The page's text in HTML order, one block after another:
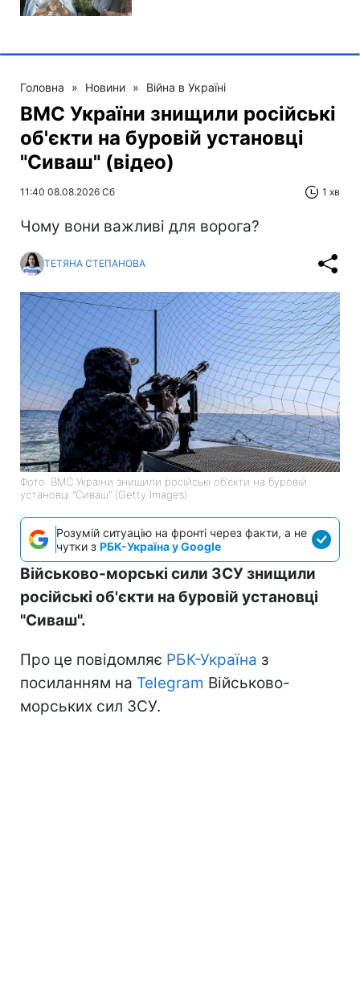
Головна » Новини » Війна в Україні
ВМС України знищили російські
об'єкти на буровій установці
"Сиваш" (відео)
11:40 08.08.2026 Сб 1 хв
Чому вони важливі для ворога?
ТЕТЯНА СТЕПАНОВА
Фото: ВМС України знищили російські об'єкти на буровій
установці "Сиваш" (Getty Images)
Розумій ситуацію на фронті через факти, а не
чутки з РБК-Україна у Google
Військово-морські сили ЗСУ знищили
російські об'єкти на буровій установці
"Сиваш".
Про це повідомляє РБК-Україна з
посиланням на Telegram Військово-
морських сил ЗСУ.